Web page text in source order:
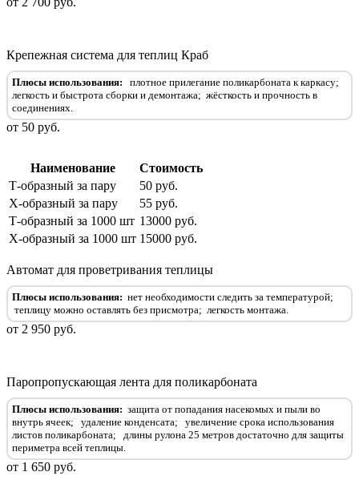
Крепежная система для теплиц Краб
Плюсы использования:
плотное прилегание поликарбоната к каркасу;
легкость и быстрота сборки и демонтажа; жёсткость и прочность в
соединениях.
от 50 руб.
Наименование
Стоимость
Т-образный за пару
50 руб.
Х-образный за пару
55 руб.
Т-образный за 1000 шт 13000 руб.
Х-образный за 1000 шт 15000 руб.
Автомат для проветривания теплицы
Плюсы использования: нет необходимости следить за температурой;
теплицу можно оставлять без присмотра; легкость монтажа.
от 2 950 руб.
Паропропускающая лента для поликарбоната
Плюсы использования: защита от попадания насекомых и пыли во
внутрь ячеек;
удаление конденсата;
увеличение срока использования
листов поликарбоната;
длины рулона 25 метров достаточно для защиты
периметра всей теплицы.
от 1 650 руб.